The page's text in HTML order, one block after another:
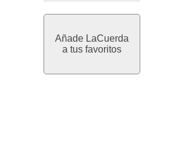
Añade LaCuerda
a tus favoritos